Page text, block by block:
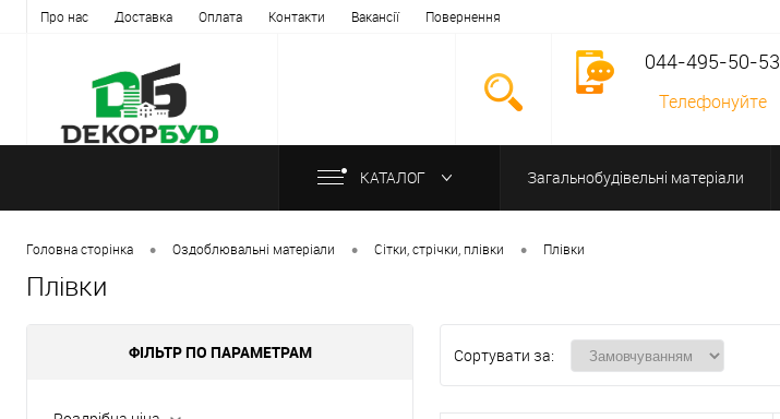
Про нас Доставка Оплата Контакти Вакансії Повернення
044-495-50-53
Телефонуйте
КАТАЛОГ Загальнобудівельні матеріали
Допоміжне обладнання
Головна сторінка • Оздоблювальні матеріали • Сітки, стрічки, плівки • Плівки
Плівки
ФІЛЬТР ПО ПАРАМЕТРАМ Сортувати за: